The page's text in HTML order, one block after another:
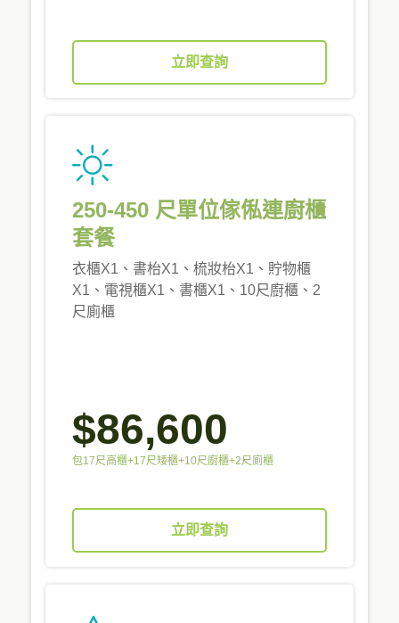
立即查詢
250-450 尺單位傢俬連廚櫃
套餐
衣櫃X1、書枱X1、梳妝枱X1、貯物櫃
X1、電視櫃X1、書櫃X1、10尺廚櫃、2
尺廁櫃
$86,600
包17尺高櫃+17尺矮櫃+10尺廚櫃+2尺廁櫃
立即查詢